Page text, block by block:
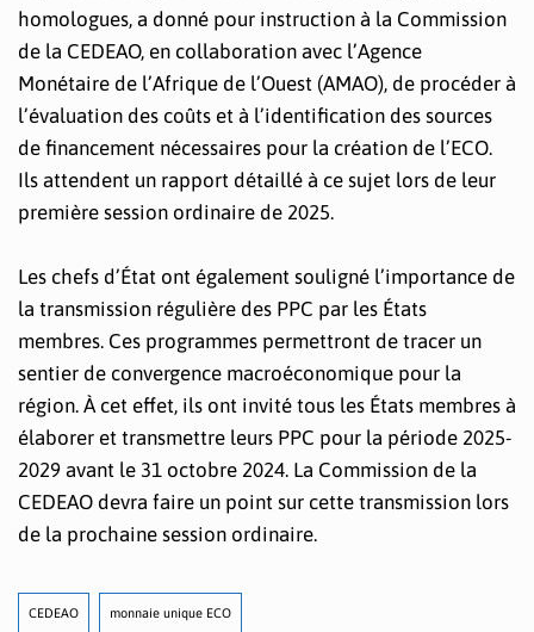
homologues, a donné pour instruction à la Commission
de la CEDEAO, en collaboration avec l’Agence
Monétaire de l’Afrique de l’Ouest (AMAO), de procéder à
l’évaluation des coûts et à l’identification des sources
de financement nécessaires pour la création de l’ECO.
Ils attendent un rapport détaillé à ce sujet lors de leur
première session ordinaire de 2025.
Les chefs d’État ont également souligné l’importance de
la transmission régulière des PPC par les États
membres. Ces programmes permettront de tracer un
sentier de convergence macroéconomique pour la
région. À cet effet, ils ont invité tous les États membres à
élaborer et transmettre leurs PPC pour la période 2025-
2029 avant le 31 octobre 2024. La Commission de la
CEDEAO devra faire un point sur cette transmission lors
de la prochaine session ordinaire.
CEDEAO monnaie unique ECO